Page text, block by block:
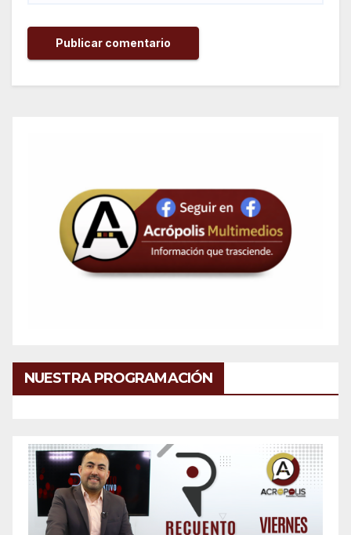
NUESTRA PROGRAMACIÓN